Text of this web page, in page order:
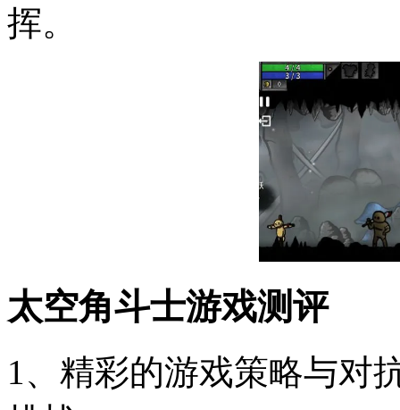
挥。
太空角斗士游戏测评
1、精彩的游戏策略与对